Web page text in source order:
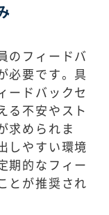
のフィードバ
必要です。具
ードバックセ
る不安やスト
求められま
しやすい環境
期的なフィー
とが推奨され